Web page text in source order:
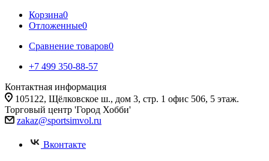
Корзина0
Отложенные0
Сравнение товаров0
+7 499 350-88-57
Контактная информация
105122, Щёлковское ш., дом 3, стр. 1 офис 506, 5 этаж.
Торговый центр 'Город Хобби'
zakaz@sportsimvol.ru
Вконтакте